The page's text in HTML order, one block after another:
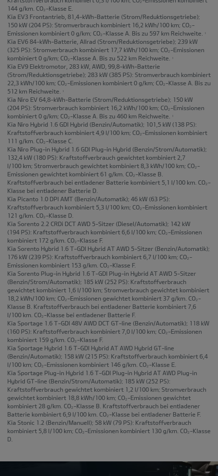
144 g/km. CO₂-Klasse E.
Kia EV3 Frontantrieb, 81,4-kWh-Batterie (Strom/Reduktionsgetriebe);
150 kW (204 PS): Stromverbrauch kombiniert 16,2 kWh/100 km; CO₂-
Emissionen kombiniert 0 g/km; CO₂-Klasse A. Bis zu 597 km Reichweite.
1
Kia EV6 84-kWh-Batterie, Allrad (Strom/Reduktionsgetriebe); 239 kW
(325 PS): Stromverbrauch kombiniert 17,7 kWh/100 km; CO₂-Emissionen
kombiniert 0 g/km; CO₂-Klasse A. Bis zu 522 km Reichweite.
1
Kia EV9 Elektromotor, 283 kW, AWD, 99,8-kWh-Batterie
(Strom/Reduktionsgetriebe); 283 kW (385 PS): Stromverbrauch kombiniert
22,3 kWh/100 km; CO₂-Emissionen kombiniert 0 g/km; CO₂-Klasse A. Bis zu
512 km Reichweite.
1
Kia Niro EV 64,8-kWh-Batterie (Strom/Reduktionsgetriebe); 150 kW
(204 PS): Stromverbrauch kombiniert 16,2 kWh/100 km; CO₂-Emissionen
kombiniert 0 g/km; CO₂-Klasse A. Bis zu 460 km Reichweite.
1
Kia Niro Hybrid 1.6 GDI Hybrid (Benzin/Automatik); 101,5 kW (138 PS):
Kraftstoffverbrauch kombiniert 4,9 l/100 km; CO₂-Emissionen kombiniert
111 g/km. CO₂-Klasse C.
Kia Niro Plug-in Hybrid 1.6 GDI Plug-in Hybrid (Benzin/Strom/Automatik);
132,4 kW (180 PS): Kraftstoffverbrauch gewichtet kombiniert 2,7
l/100 km; Stromverbrauch gewichtet kombiniert 8,3 kWh/100 km; CO₂-
Emissionen gewichtet kombiniert 61 g/km. CO₂-Klasse B.
Kraftstoffverbrauch bei entladener Batterie kombiniert 5,1 l/100 km. CO₂-
Klasse bei entladener Batterie D.
Kia Picanto 1.0 DPI AMT (Benzin/Automatik); 46 kW (63 PS):
Kraftstoffverbrauch kombiniert 5,3 l/100 km; CO₂-Emissionen kombiniert
121 g/km. CO₂-Klasse D.
Kia Sorento 2.2 CRDi DCT AWD 5-Sitzer (Diesel/Automatik); 142 kW
(194 PS): Kraftstoffverbrauch kombiniert 6,6 l/100 km; CO₂-Emissionen
kombiniert 172 g/km. CO₂-Klasse F.
Kia Sorento Hybrid 1.6 T-GDI Hybrid AT AWD 5-Sitzer (Benzin/Automatik);
176 kW (239 PS): Kraftstoffverbrauch kombiniert 6,7 l/100 km; CO₂-
Emissionen kombiniert 153 g/km. CO₂-Klasse F.
Kia Sorento Plug-in Hybrid 1.6 T-GDI Plug-in Hybrid AT AWD 5-Sitzer
(Benzin/Strom/Automatik); 185 kW (252 PS): Kraftstoffverbrauch
gewichtet kombiniert 1,6 l/100 km; Stromverbrauch gewichtet kombiniert
18,2 kWh/100 km; CO₂-Emissionen gewichtet kombiniert 37 g/km. CO₂-
Klasse B. Kraftstoffverbrauch bei entladener Batterie kombiniert 7,6
l/100 km. CO₂-Klasse bei entladener Batterie F.
Kia Sportage 1.6 T-GDI 48V AWD DCT GT-line (Benzin/Automatik); 118 kW
(160 PS): Kraftstoffverbrauch kombiniert 7,0 l/100 km; CO₂-Emissionen
kombiniert 159 g/km. CO₂-Klasse F.
Kia Sportage Hybrid 1.6 T-GDI Hybrid AT AWD Hybrid GT-line
(Benzin/Automatik); 158 kW (215 PS): Kraftstoffverbrauch kombiniert 6,4
l/100 km; CO₂-Emissionen kombiniert 146 g/km. CO₂-Klasse E.
Kia Sportage Plug-in Hybrid 1.6 T-GDI Plug-in Hybrid AT AWD Plug-in
Hybrid GT-line (Benzin/Strom/Automatik); 185 kW (252 PS):
Kraftstoffverbrauch gewichtet kombiniert 1,2 l/100 km; Stromverbrauch
gewichtet kombiniert 18,8 kWh/100 km; CO₂-Emissionen gewichtet
kombiniert 28 g/km. CO₂-Klasse B. Kraftstoffverbrauch bei entladener
Batterie kombiniert 6,9 l/100 km. CO₂-Klasse bei entladener Batterie F.
Kia Stonic 1.2 (Benzin/Manuell); 58 kW (79 PS): Kraftstoffverbrauch
kombiniert 5,8 l/100 km; CO₂-Emissionen kombiniert 130 g/km. CO₂-Klasse
D.